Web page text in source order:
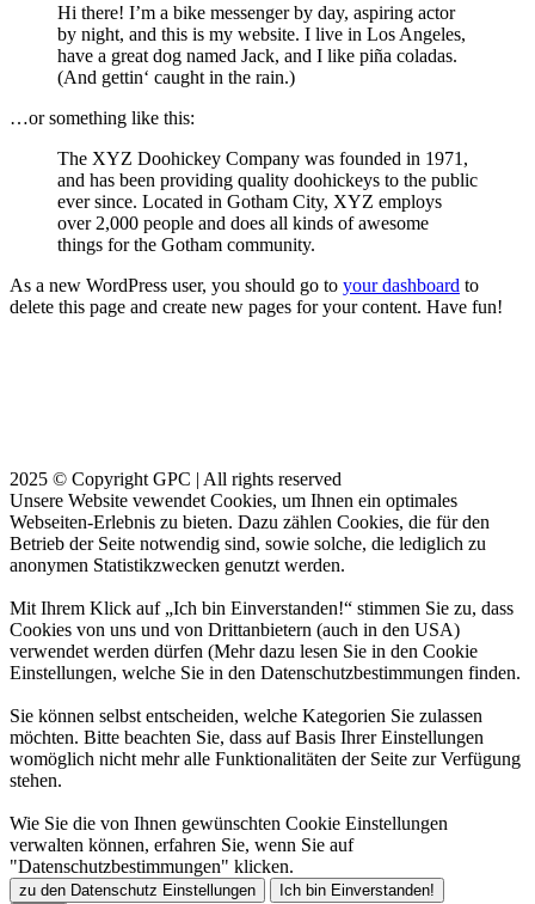
Hi there! I’m a bike messenger by day, aspiring actor
by night, and this is my website. I live in Los Angeles,
have a great dog named Jack, and I like piña coladas.
(And gettin‘ caught in the rain.)
…or something like this:
The XYZ Doohickey Company was founded in 1971,
and has been providing quality doohickeys to the public
ever since. Located in Gotham City, XYZ employs
over 2,000 people and does all kinds of awesome
things for the Gotham community.
As a new WordPress user, you should go to your dashboard to
delete this page and create new pages for your content. Have fun!
2025 © Copyright GPC | All rights reserved
Unsere Website vewendet Cookies, um Ihnen ein optimales
Webseiten-Erlebnis zu bieten. Dazu zählen Cookies, die für den
Betrieb der Seite notwendig sind, sowie solche, die lediglich zu
anonymen Statistikzwecken genutzt werden.
Mit Ihrem Klick auf „Ich bin Einverstanden!“ stimmen Sie zu, dass
Cookies von uns und von Drittanbietern (auch in den USA)
verwendet werden dürfen (Mehr dazu lesen Sie in den Cookie
Einstellungen, welche Sie in den Datenschutzbestimmungen finden.
Sie können selbst entscheiden, welche Kategorien Sie zulassen
möchten. Bitte beachten Sie, dass auf Basis Ihrer Einstellungen
womöglich nicht mehr alle Funktionalitäten der Seite zur Verfügung
stehen.
Wie Sie die von Ihnen gewünschten Cookie Einstellungen
verwalten können, erfahren Sie, wenn Sie auf
"Datenschutzbestimmungen" klicken.
zu den Datenschutz Einstellungen
Ich bin Einverstanden!